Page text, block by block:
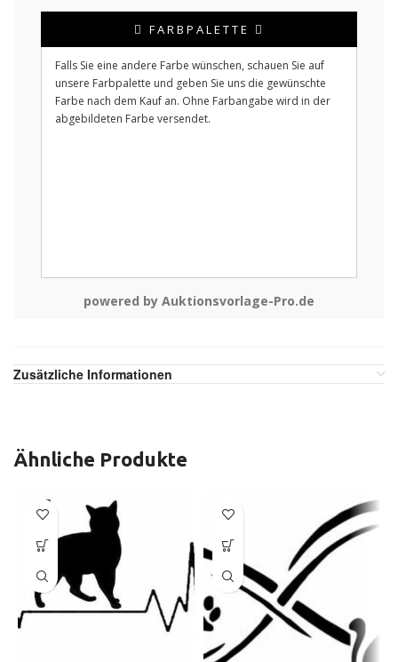
FARBPALETTE
Falls Sie eine andere Farbe wünschen, schauen Sie auf
unsere Farbpalette und geben Sie uns die gewünschte
Farbe nach dem Kauf an. Ohne Farbangabe wird in der
abgebildeten Farbe versendet.
powered by Auktionsvorlage-Pro.de
Zusätzliche Informationen
Ähnliche Produkte